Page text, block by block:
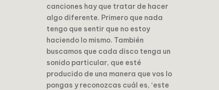
canciones hay que tratar de hacer
algo diferente. Primero que nada
tengo que sentir que no estoy
haciendo lo mismo. También
buscamos que cada disco tenga un
sonido particular, que esté
producido de una manera que vos lo
pongas y reconozcas cuál es, ‘este